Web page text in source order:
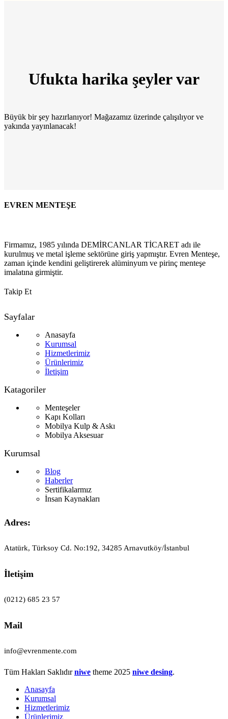
Ufukta harika şeyler var
Büyük bir şey hazırlanıyor! Mağazamız üzerinde çalışılıyor ve
yakında yayınlanacak!
EVREN MENTEŞE
Firmamız, 1985 yılında DEMİRCANLAR TİCARET adı ile
kurulmuş ve metal işleme sektörüne giriş yapmıştır. Evren Menteşe,
zaman içinde kendini geliştirerek alüminyum ve pirinç menteşe
imalatına girmiştir.
Takip Et
Sayfalar
Anasayfa
Kurumsal
Hizmetlerimiz
Ürünlerimiz
İletişim
Katagoriler
Menteşeler
Kapı Kolları
Mobilya Kulp & Askı
Mobilya Aksesuar
Kurumsal
Blog
Haberler
Sertifikalarmız
İnsan Kaynakları
Adres:
Atatürk, Türksoy Cd. No:192, 34285 Arnavutköy/İstanbul
İletişim
(0212) 685 23 57
Mail
info@evrenmente.com
Tüm Hakları Saklıdırniwe theme 2025 niwe desing.
Anasayfa
Kurumsal
Hizmetlerimiz
Ürünlerimiz